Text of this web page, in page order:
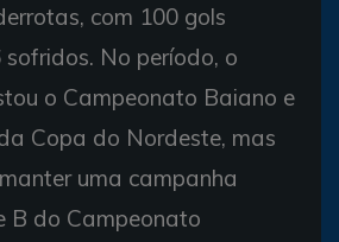
com 100 gols
No período, o
o Campeonato Baiano e
Copa do Nordeste, mas
uma campanha
B do Campeonato